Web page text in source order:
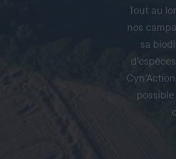
Tout au
nos
sa